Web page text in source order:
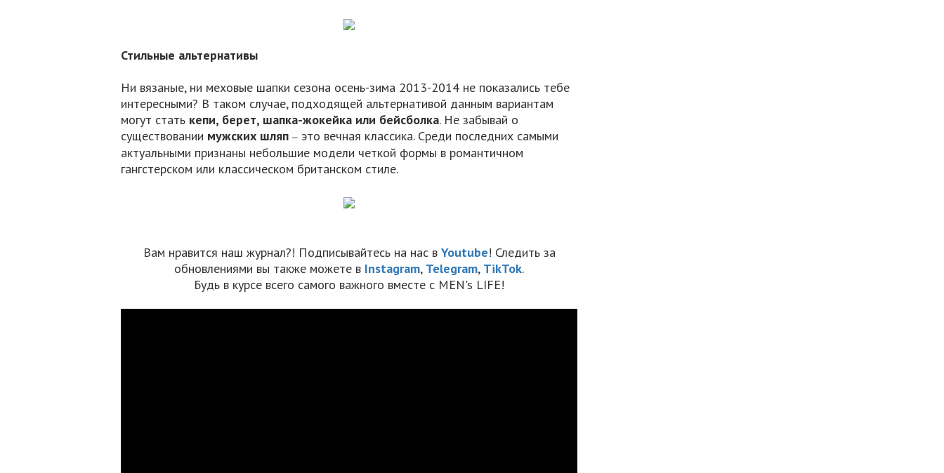
Стильные альтернативы
Ни вязаные, ни меховые шапки сезона осень-зима 2013-2014 не показались тебе
интересными? В таком случае, подходящей альтернативой данным вариантам
могут стать кепи, берет, шапка-жокейка или бейсболка. Не забывай о
существовании мужских шляп – это вечная классика. Среди последних самыми
актуальными признаны небольшие модели четкой формы в романтичном
гангстерском или классическом британском стиле.
Вам нравится наш журнал?! Подписывайтесь на нас в Youtube! Следить за
обновлениями вы также можете в Instagram, Telegram, TikTok.
Будь в курсе всего самого важного вместе с MEN's LIFE!